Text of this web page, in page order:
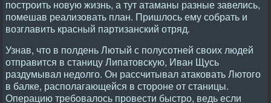
построить новую жизнь, а тут атаманы разные завелись,
помешав реализовать план. Пришлось ему собрать и
возглавить красный партизанский отряд.
Узнав, что в полдень Лютый с полусотней своих людей
отправится в станицу Липатовскую, Иван Щусь
раздумывал недолго. Он рассчитывал атаковать Лютого
в балке, располагающейся в стороне от станицы.
Операцию требовалось провести быстро, ведь если